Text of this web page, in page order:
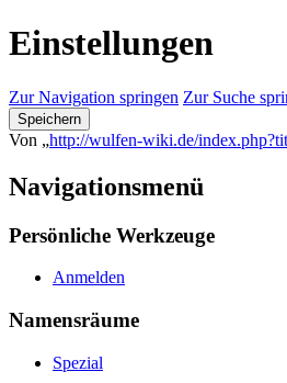
Einstellungen
Zur Navigation springen Zur Suche
Speichern
Von „http://wulfen-wiki.de/
Navigationsmenü
Persönliche Werkzeuge
Anmelden
Namensräume
Spezial